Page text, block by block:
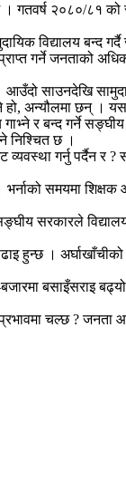
२०८०/८१ को
विद्यालय बन्द गर्दै
गर्ने जनताको
साउनदेखि
अन्यौलमा छन् ।
र बन्द गर्ने
निश्चित छ ।
व्यवस्था गर्नु पर्दैन
समयमा शिक्षक
सरकारले
हुन्छ । अर्घाखाँचीको
बसाइँसराइ
प्रभावमा चल्छ ?